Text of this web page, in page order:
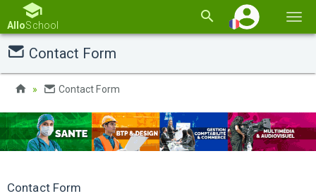
la
AlloSchool
Contact Form
Contact Form
Contact Form